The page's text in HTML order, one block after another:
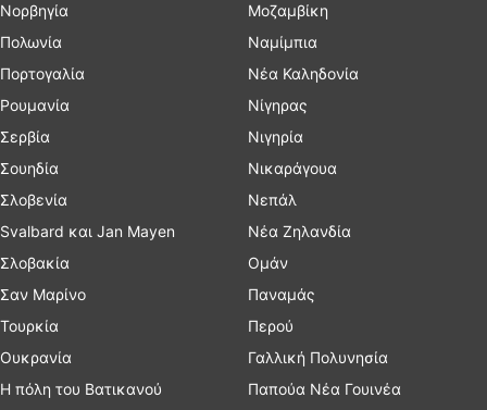
Νορβηγία
Πολωνία
Πορτογαλία
Ρουμανία
Σερβία
Σουηδία
Σλοβενία
Svalbard και Jan Mayen
Σλοβακία
Σαν Μαρίνο
Τουρκία
Ουκρανία
Η πόλη του Βατικανού
Μοζαμβίκη
Ναμίμπια
Νέα Καληδονία
Νίγηρας
Νιγηρία
Νικαράγουα
Νεπάλ
Νέα Ζηλανδία
Ομάν
Παναμάς
Περού
Γαλλική Πολυνησία
Παπούα Νέα Γουινέα